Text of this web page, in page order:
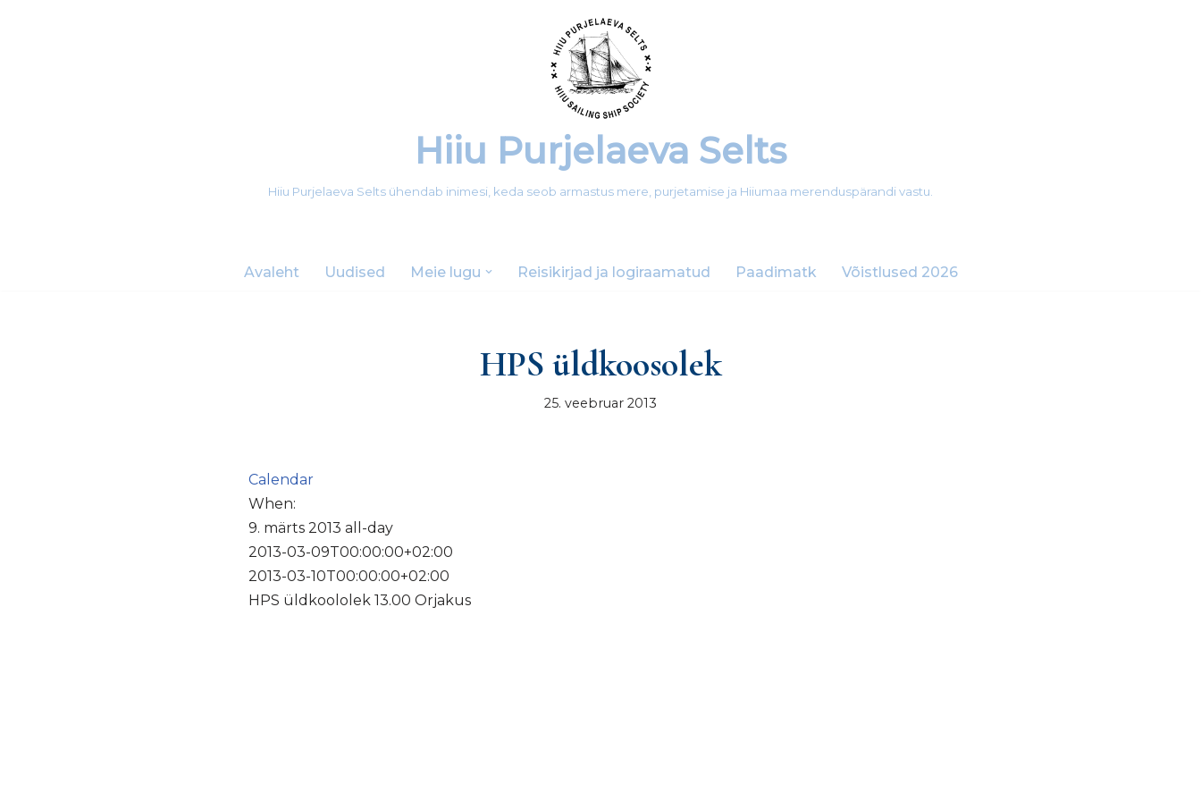
Hiiu Purjelaeva Selts
Hiiu Purjelaeva Selts ühendab inimesi, keda seob armastus mere, purjetamise ja Hiiumaa merenduspärandi vastu.
Avaleht Uudised Meie lugu Reisikirjad ja logiraamatud Paadimatk Võistlused 2026
HPS üldkoosolek
25. veebruar 2013
Calendar
When:
9. märts 2013 all-day
2013-03-09T00:00:00+02:00
2013-03-10T00:00:00+02:00
HPS üldkoololek 13.00 Orjakus